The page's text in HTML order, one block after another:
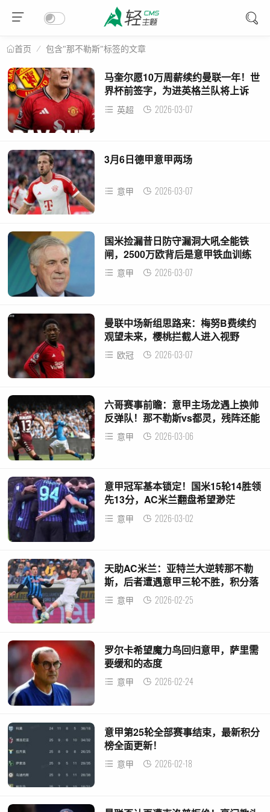
首页 包含"那不勒斯"标签的文章
马奎尔愿10万周薪续约曼联一年！世
界杯前签字，为进英格兰队将上诉
英超 2026-03-07
3月6日德甲意甲两场
意甲 2026-03-07
国米捡漏昔日防守漏洞大吼全能铁
闸，2500万欧背后是意甲铁血训练
意甲 2026-03-07
曼联中场新组思路来：梅努B费续约
观望未来，樱桃拦截人进入视野
欧冠 2026-03-07
六哥赛事前瞻：意甲主场龙遇上换帅
反弹队！那不勒斯vs都灵，残阵还能
啃下硬骨头？
意甲 2026-03-06
意甲冠军基本锁定！国米15轮14胜领
先13分，AC米兰翻盘希望渺茫
意甲 2026-03-02
天助AC米兰：亚特兰大逆转那不勒
斯，后者遭遇意甲三轮不胜，积分落
后4分
意甲 2026-02-25
罗尔卡希望魔力鸟回归意甲，萨里需
要缓和的态度
意甲 2026-02-24
意甲第25轮全部赛事结束，最新积分
榜全面更新！
意甲 2026-02-18